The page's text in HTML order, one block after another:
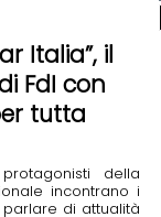
Italia”, il
FdI con
tutta
della
incontrano i
di attualità